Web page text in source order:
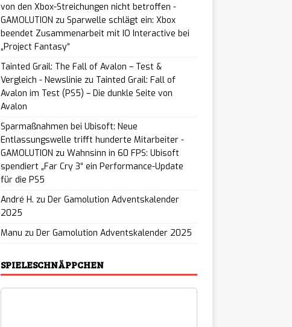
von den Xbox-Streichungen nicht betroffen -
GAMOLUTION zu Sparwelle schlägt ein: Xbox
beendet Zusammenarbeit mit IO Interactive bei
„Project Fantasy“
Tainted Grail: The Fall of Avalon – Test &
Vergleich - Newslinie zu Tainted Grail: Fall of
Avalon im Test (PS5) – Die dunkle Seite von
Avalon
Sparmaßnahmen bei Ubisoft: Neue
Entlassungswelle trifft hunderte Mitarbeiter -
GAMOLUTION zu Wahnsinn in 60 FPS: Ubisoft
spendiert „Far Cry 3“ ein Performance-Update
für die PS5
André H. zu Der Gamolution Adventskalender
2025
Manu zu Der Gamolution Adventskalender 2025
SPIELESCHNÄPPCHEN